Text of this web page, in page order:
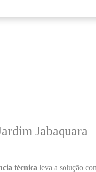
Jabaquara
técnica leva a solução